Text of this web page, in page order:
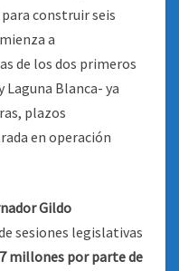
para construir seis
a
de los dos primeros
Laguna Blanca- ya
plazos
en operación
Gildo
sesiones legislativas
millones por parte de